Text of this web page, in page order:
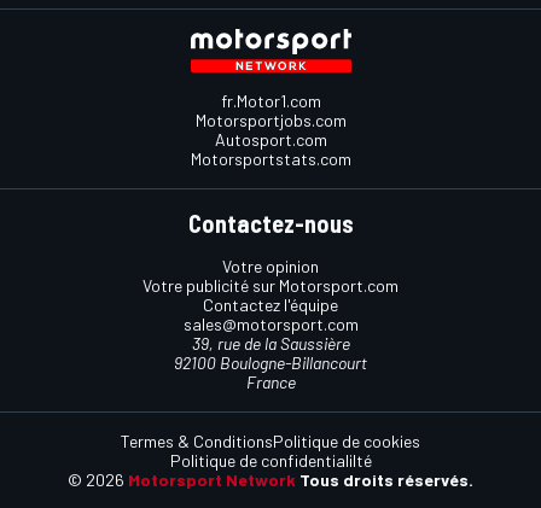
fr.Motor1.com
Motorsportjobs.com
Autosport.com
Motorsportstats.com
Contactez-nous
Votre opinion
Votre publicité sur Motorsport.com
Contactez l'équipe
sales@motorsport.com
39, rue de la Saussière
92100 Boulogne-Billancourt
France
© 2026 Motorsport Network Tous droits réservés.
Termes & ConditionsPolitique de cookies
Politique de confidentialilté